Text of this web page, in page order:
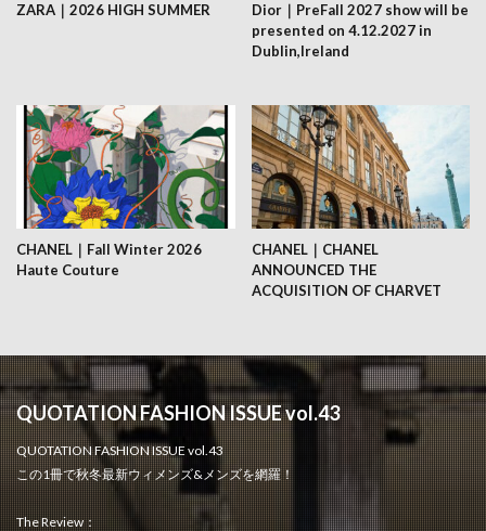
ZARA｜2026 HIGH SUMMER
Dior｜PreFall 2027 show will be
presented on 4.12.2027 in
Dublin,Ireland
CHANEL｜Fall Winter 2026
Haute Couture
CHANEL｜CHANEL
ANNOUNCED THE
ACQUISITION OF CHARVET
QUOTATION FASHION ISSUE vol.43
QUOTATION FASHION ISSUE vol.43
この1冊で秋冬最新ウィメンズ&メンズを網羅！
The Review：